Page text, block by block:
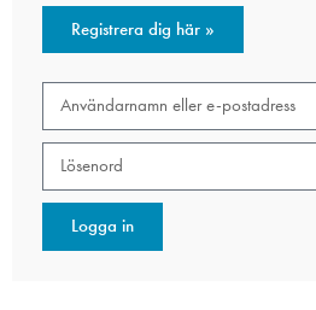
Registrera dig här »
Logga in